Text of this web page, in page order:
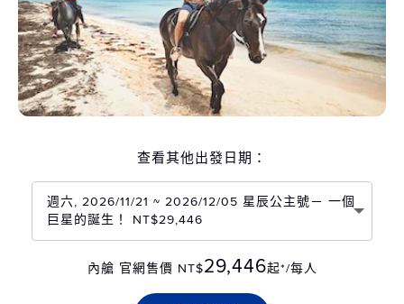
查看其他出發日期：
週六, 2026/11/21 ~ 2026/12/05 星辰公主號－ 一個
巨星的誕生！ NT$29,446
內艙 官網售價 NT$29,446起*/每人